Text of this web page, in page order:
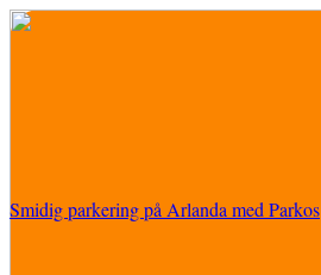
Smidig parkering på Arlanda med Parkos